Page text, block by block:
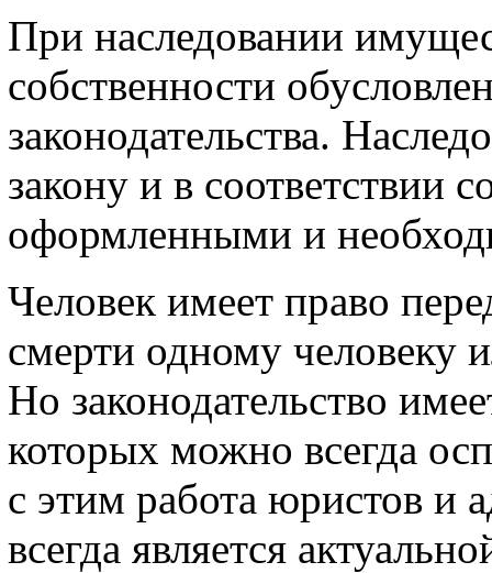
При наследовании
собственности
законодательства.
закону и в соответствии
оформленными и
Человек имеет право
смерти одному человеку
Но законодательство
которых можно всегда
с этим работа юристов и
всегда является